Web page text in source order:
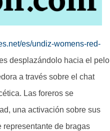
es/undiz-womens-red-
desplazándolo hacia el pelo
a través sobre el chat
Las foreros se
una activación sobre sus
de bragas